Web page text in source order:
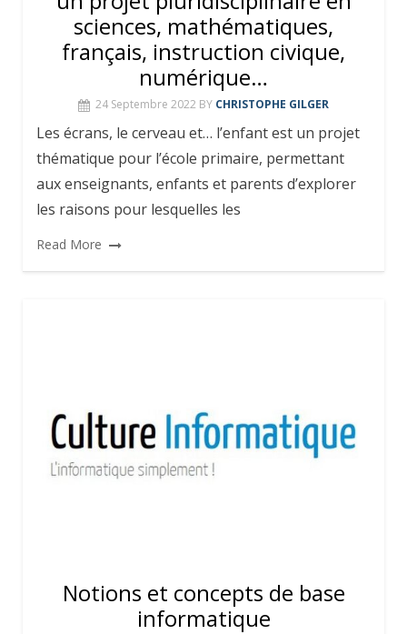
sciences, mathématiques,
français, instruction civique,
numérique…
24 Septembre 2022 BY CHRISTOPHE GILGER
Les écrans, le cerveau et… l’enfant est un projet
thématique pour l’école primaire, permettant
aux enseignants, enfants et parents d’explorer
les raisons pour lesquelles les
Read More
Notions et concepts de base
informatique